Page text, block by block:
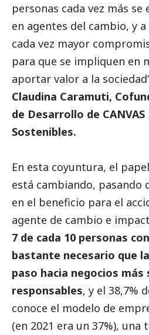
personas cada vez más
en agentes del cambio, y
cada vez mayor
para que se impliquen en
aportar valor a la
Claudina Caramuti,
de Desarrollo de
Sostenibles.
En esta coyuntura, el
está cambiando, pasando
en el beneficio para el
agente de cambio e
7 de cada 10 personas
bastante necesario que
paso hacia negocios
responsables, y el 38,7%
conoce el modelo de
(en 2021 era un 37%), una